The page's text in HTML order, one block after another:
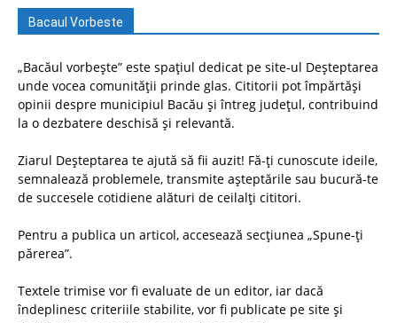
Bacaul Vorbeste
„Bacăul vorbește” este spațiul dedicat pe site-ul Deșteptarea
unde vocea comunității prinde glas. Cititorii pot împărtăși
opinii despre municipiul Bacău și întreg județul, contribuind
la o dezbatere deschisă și relevantă.
Ziarul Deșteptarea te ajută să fii auzit! Fă-ți cunoscute ideile,
semnalează problemele, transmite așteptările sau bucură-te
de succesele cotidiene alături de ceilalți cititori.
Pentru a publica un articol, accesează secțiunea „Spune-ți
părerea”.
Textele trimise vor fi evaluate de un editor, iar dacă
îndeplinesc criteriile stabilite, vor fi publicate pe site și